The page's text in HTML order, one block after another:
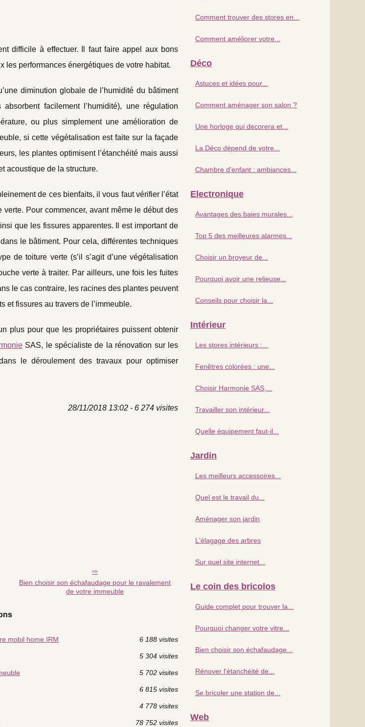
difficile à effectuer. Il faut faire appel aux bons
les performances énergétiques de votre habitat.
diminution globale de l’humidité du bâtiment
absorbent facilement l’humidité), une régulation
ou plus simplement une amélioration de
si cette végétalisation est faite sur la façade
les plantes optimisent l’étanchéité mais aussi
acoustique de la structure.
de ces bienfaits, il vous faut vérifier l’état
verte. Pour commencer, avant même le début des
que les fissures apparentes. Il est important de
le bâtiment. Pour cela, différentes techniques
de toiture verte (s’il s’agit d’une végétalisation
verte à traiter. Par ailleurs, une fois les fuites
le cas contraire, les racines des plantes peuvent
et fissures au travers de l’immeuble.
plus pour que les propriétaires puissent obtenir
SAS, le spécialiste de la rénovation sur les
le déroulement des travaux pour optimiser
28/11/2018 13:02 - 6 274 visites
Bien choisir son échafaudage pour le ravalement
de votre immeuble
mobil home IRM 6 188 visites
5 304 visites
5 702 visites
6 815 visites
4 778 visites
78 752 visites
Comment trouver des stores en...
Comment améliorer votre...
Déco
Astuces et idées pour...
Comment aménager son salon ?
Une horloge qui decorera et...
La Déco dépend de votre...
Chambre d'enfant : ambiances...
Electronique
Avantages des baies murales...
Top 5 des meilleures alarmes...
Choisir un broyeur de...
Pourquoi avoir une relieuse...
Conseils pour choisir la...
Intérieur
Les stores intérieurs :...
Fenêtres colorées : une...
Choisir Harmonie SAS,...
Travailler son intérieur...
Quelle équipement faut-il...
Jardin
Les meilleurs accessoires...
Quel est le travail du...
Aménager son jardin
L'élagage des arbres
Sur quel site internet...
Le coin des bricolos
Guide complet pour trouver la...
Pourquoi changer votre vitre...
Bien choisir son échafaudage...
Rénover l'étanchéité de...
Se bricoler une station de...
Web